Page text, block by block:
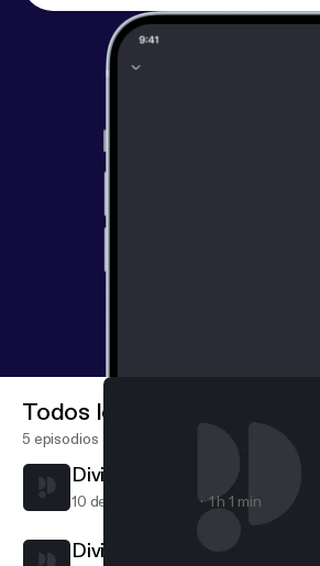
Todos los episodios
5 episodios
Division One Basketball Ep. 5
10 de nov de 2020 1 h 1 min
Division One Basketball Ep. 4